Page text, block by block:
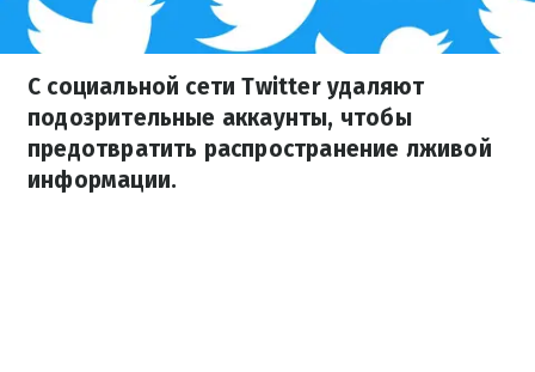
С социальной сети Twitter удаляют
подозрительные аккаунты, чтобы
предотвратить распространение лживой
информации.